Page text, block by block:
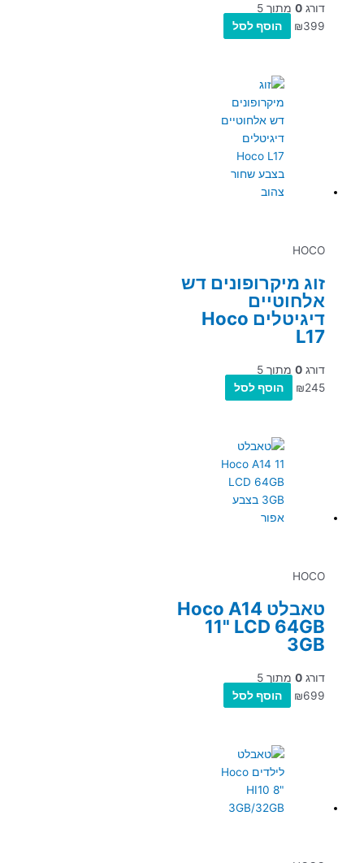
דורג 0 מתוך 5
₪399 הוסף לסל
HOCO
זוג מיקרופונים דש
אלחוטיים
דיגיטלים Hoco
L17
דורג 0 מתוך 5
₪245 הוסף לסל
HOCO
טאבלט Hoco A14
11" LCD 64GB
3GB
דורג 0 מתוך 5
₪699 הוסף לסל